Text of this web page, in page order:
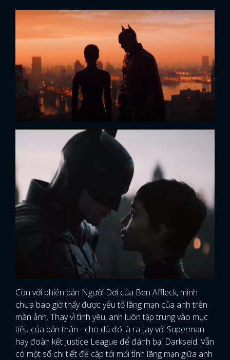
x
ĐĂNG NHẬP
Còn với phiên bản Người Dơi của Ben Affleck, mình
chưa bao giờ thấy được yếu tố lãng mạn của anh trên
màn ảnh. Thay vì tình yêu, anh luôn tập trung vào mục
tiêu của bản thân - cho dù đó là ra tay với Superman
hay đoàn kết Justice League để đánh bại Darkseid. Vẫn
có một số chi tiết đề cập tới mối tình lãng mạn giữa anh